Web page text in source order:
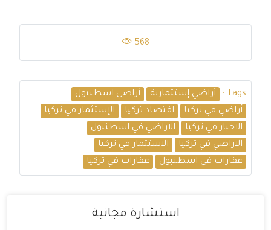
568
Tags : أراضي إستثمارية
أراضي اسطنبول
أراضي في تركيا
اقتصاد تركيا
الإستثمار في تركيا
الاخبار في تركيا
الاراضي في اسطنبول
الاراضي في تركيا
الاستثمار في تركيا
عقارات في اسطنبول
عقارات في تركيا
استشارة مجانية